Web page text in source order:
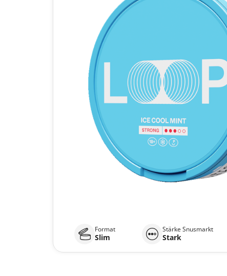
Format
Slim
Stärke Snusmarkt
Stark